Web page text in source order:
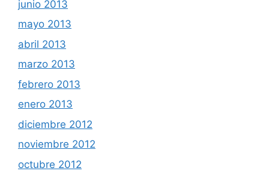
junio 2013
mayo 2013
abril 2013
marzo 2013
febrero 2013
enero 2013
diciembre 2012
noviembre 2012
octubre 2012